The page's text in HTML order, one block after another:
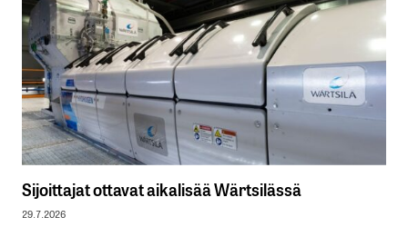
Sijoittajat ottavat aikalisää Wärtsilässä
29.7.2026